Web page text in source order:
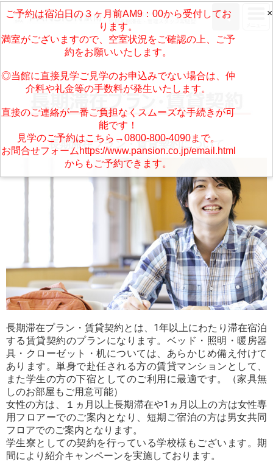
ご予約は宿泊日の３ヶ月前AM9：00から受付してお
ります。
満室がございますので、空室状況をご確認の上、ご予
約をお願いいたします。
◎当館に直接見学ご見学のお申込みでない場合は、仲
介料や礼金等の手数料が発生いたします。
直接のご連絡が一番ご負担なくスムーズな手続きが可
能です！
見学のご予約はこちら→0800-800-4090まで。
お問合せフォームhttps://www.pansion.co.jp/email.html
からもご予約できます。
×
長期滞在プラン・賃貸契約について
長期滞在プラン・賃貸契約とは、1年以上にわたり滞在宿泊
する賃貸契約のプランになります。ベッド・照明・暖房器
具・クローゼット・机については、あらかじめ備え付けて
あります。単身で赴任される方の賃貸マンションとして、
また学生の方の下宿としてのご利用に最適です。（家具無
しのお部屋もご用意可能）
女性の方は、１ヵ月以上長期滞在や1ヵ月以上の方は女性専
用フロアーでのご案内となり、短期ご宿泊の方は男女共同
フロアでのご案内となります。
学生寮としての契約を行っている学校様もございます。期
間により紹介キャンペーンを実施しております。